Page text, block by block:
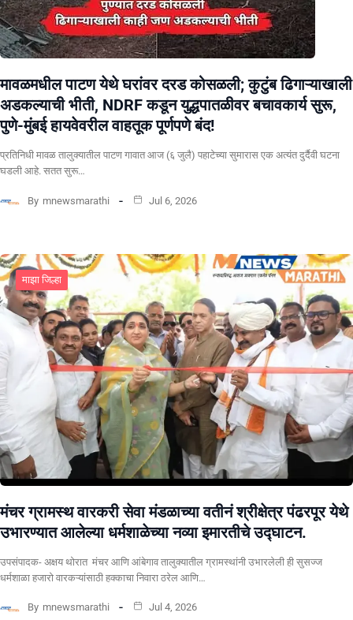
मावळमधील पाटण येथे घरांवर दरड कोसळली; कुटुंब ढिगाऱ्याखाली
अडकल्याची भीती, NDRF कडून युद्धपातळीवर बचावकार्य सुरू,
पुणे-मुंबई हायवेवरील वाहतूक पूर्णपणे बंद!
​प्रतिनिधी मावळ तालुक्यातील पाटण गावात आज (६ जुलै) पहाटेच्या सुमारास एक अत्यंत दुर्दैवी घटना
घडली आहे. सतत सुरू…
By mnewsmarathi Jul 6, 2026
माझा जिल्हा
मंचर ग्रामस्थ वारकरी सेवा मंडळाच्या वतीनं श्रीक्षेत्र पंढरपूर येथे
उभारण्यात आलेल्या धर्मशाळेच्या नव्या इमारतीचे उद्घाटन.
उपसंपादक- अक्षय थोरात मंचर आणि आंबेगाव तालुक्यातील ग्रामस्थांनी उभारलेली ही सुसज्ज
धर्मशाळा हजारो वारकऱ्यांसाठी हक्काचा निवारा ठरेल आणि…
By mnewsmarathi Jul 4, 2026